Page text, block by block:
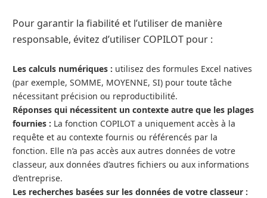
Pour garantir la fiabilité et l’utiliser de manière
responsable, évitez d’utiliser COPILOT pour :
Les calculs numériques : utilisez des formules Excel natives
(par exemple, SOMME, MOYENNE, SI) pour toute tâche
nécessitant précision ou reproductibilité.
Réponses qui nécessitent un contexte autre que les plages
fournies : La fonction COPILOT a uniquement accès à la
requête et au contexte fournis ou référencés par la
fonction. Elle n’a pas accès aux autres données de votre
classeur, aux données d’autres fichiers ou aux informations
d’entreprise.
Les recherches basées sur les données de votre classeur :